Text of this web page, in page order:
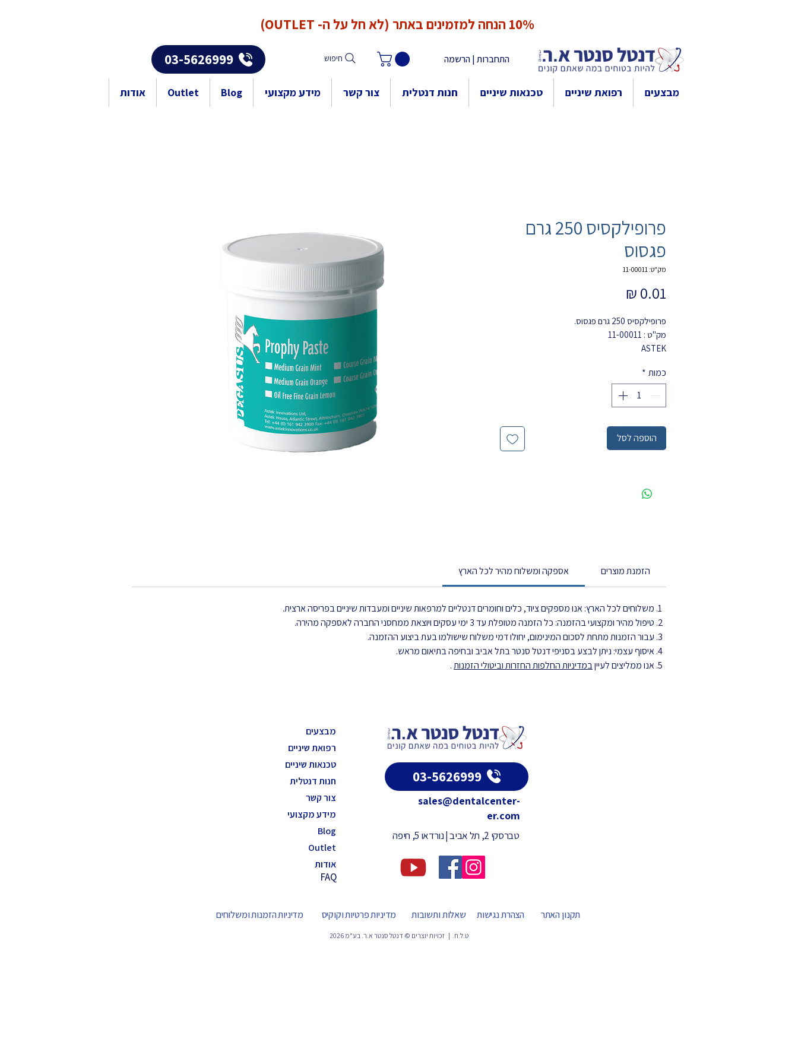
10% הנחה למזמינים באתר (לא חל על ה- OUTLET)
התחברות | הרשמה חיפוש 03-5626999
מבצעים רפואת שיניים טכנאות שיניים חנות דנטלית צור קשר מידע מקצועי Blog
Outlet אודות
פרופילקסיס 250 גרם
פגסוס
מק"ט: 11-00011
פרופילקסיס 250 גרם פגסוס.
מק"ט : 11-00011
ASTEK
כמות *
הוספה לסל
אספקה ומשלוח מהיר לכל הארץ הזמנת מוצרים
משלוחים לכל הארץ: אנו מספקים ציוד, כלים וחומרים דנטליים למרפאות שיניים ומעבדות שיניים בפריסה ארצית.
טיפול מהיר ומקצועי בהזמנה: כל הזמנה מטופלת עד 3 ימי עסקים ויוצאת ממחסני החברה לאספקה מהירה.
עבור הזמנות מתחת לסכום המינימום, יחולו דמי משלוח שישולמו בעת ביצוע ההזמנה.
איסוף עצמי: ניתן לבצע בסניפי דנטל סנטר בתל אביב ובחיפה בתיאום מראש.
אנו ממליצים לעייןבמדיניות החלפות החזרות וביטולי הזמנות.
03-5626999
sales@dentalcenter-
er.com
טברסקי 2, תל אביב | נורדאו 5, חיפה
מבצעים
רפואת שיניים
טכנאות שיניים
חנות דנטלית
צור קשר
מידע מקצועי
Blog
Outlet
אודות
FAQ
תקנון האתר הצהרת נגישות שאלות ותשובות מדיניות פרטיות וקוקיס מדיניות הזמנות ומשלוחים
ט.ל.ח. | זכויות יוצרים © דנטל סנטר א.ר. בע"מ 2026